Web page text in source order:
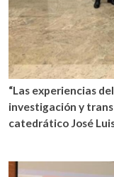
“Las experiencias
investigación y
catedrático José